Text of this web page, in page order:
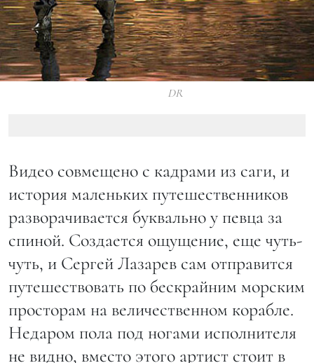
DR
Видео совмещено с кадрами из саги, и
история маленьких путешественников
разворачивается буквально у певца за
спиной. Создается ощущение, еще чуть-
чуть, и Сергей Лазарев сам отправится
путешествовать по бескрайним морским
просторам на величественном корабле.
Недаром пола под ногами исполнителя
не видно, вместо этого артист стоит в